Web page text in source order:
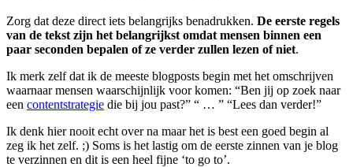
Zorg dat deze direct iets belangrijks benadrukken. De eerste regels
van de tekst zijn het belangrijkst omdat mensen binnen een
paar seconden bepalen of ze verder zullen lezen of niet.
Ik merk zelf dat ik de meeste blogposts begin met het omschrijven
waarnaar mensen waarschijnlijk voor komen: “Ben jij op zoek naar
een contentstrategie die bij jou past?” “ … ” “Lees dan verder!”
Ik denk hier nooit echt over na maar het is best een goed begin al
zeg ik het zelf. ;) Soms is het lastig om de eerste zinnen van je blog
te verzinnen en dit is een heel fijne ‘to go to’.